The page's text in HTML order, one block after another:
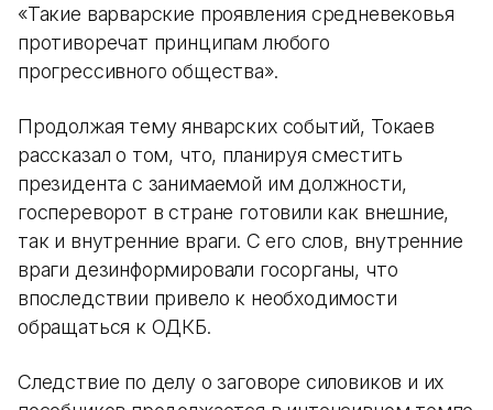
«Такие варварские проявления средневековья
противоречат принципам любого
прогрессивного общества».
Продолжая тему январских событий, Токаев
рассказал о том, что, планируя сместить
президента с занимаемой им должности,
госпереворот в стране готовили как внешние,
так и внутренние враги. С его слов, внутренние
враги дезинформировали госорганы, что
впоследствии привело к необходимости
обращаться к ОДКБ.
Следствие по делу о заговоре силовиков и их